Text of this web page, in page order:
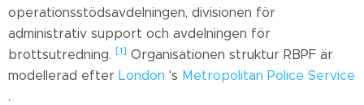
operationsstödsavdelningen, divisionen för
administrativ support och avdelningen för
brottsutredning. [1] Organisationen struktur RBPF är
modellerad efter London 's Metropolitan Police Service
.